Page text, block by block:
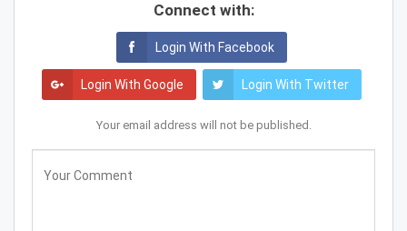
Connect with:
Login With Facebook
Login With Google Login With Twitter
Your email address will not be published.